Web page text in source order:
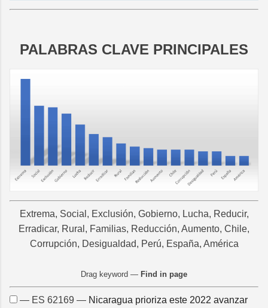
PALABRAS CLAVE PRINCIPALES
Extrema, Social, Exclusión, Gobierno, Lucha, Reducir,
Erradicar, Rural, Familias, Reducción, Aumento, Chile,
Corrupción, Desigualdad, Perú, España, América
Drag keyword — Find in page
— ES 62169 — Nicaragua prioriza este 2022 avanzar